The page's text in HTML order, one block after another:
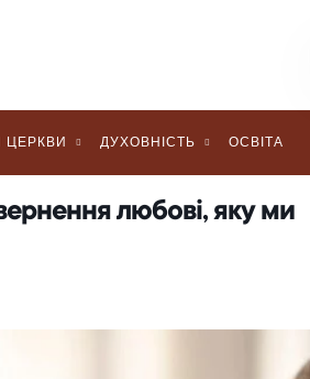
ЦЕРКВИ ДУХОВНІСТЬ ОСВІТА
любові, яку ми